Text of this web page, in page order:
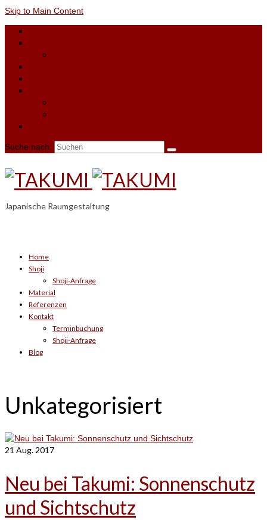
Skip to Main Content
Suche nach:
Japanische Raumgestaltung
Home
Shoji
Shoji-Anfrage
Material
Referenzen
Kontakt
Terminbuchung
Shoji-Anfrage
Blog
Unkategorisiert
21 Aug. 2017
Neu bei Takumi: Sonnenschutz
und Sichtschutz